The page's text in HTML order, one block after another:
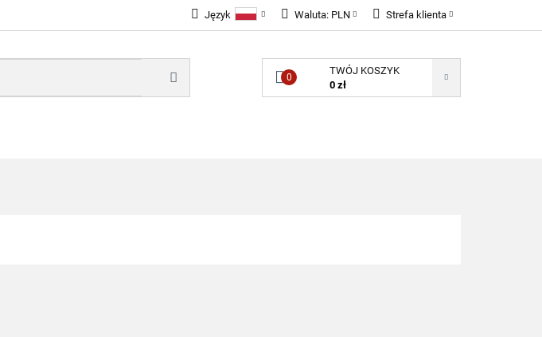
Język Waluta: PLN
EUR
GBP
Strefa klienta
Zarejestruj się
Dodaj zgłoszenie
0
TWÓJ KOSZYK
0 zł
AKTUALNOŚCI